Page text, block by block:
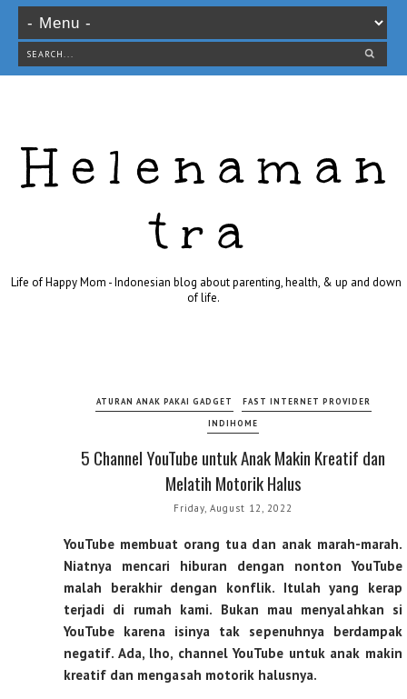
Helenaman
tra
Life of Happy Mom - Indonesian blog about parenting, health, & up and down
of life.
ATURAN ANAK PAKAI GADGET FAST INTERNET PROVIDER
INDIHOME
5 Channel YouTube untuk Anak Makin Kreatif dan
Melatih Motorik Halus
Friday, August 12, 2022
YouTube membuat orang tua dan anak marah-marah.
Niatnya mencari hiburan dengan nonton YouTube
malah berakhir dengan konflik. Itulah yang kerap
terjadi di rumah kami. Bukan mau menyalahkan si
YouTube karena isinya tak sepenuhnya berdampak
negatif. Ada, lho, channel YouTube untuk anak makin
kreatif dan mengasah motorik halusnya.